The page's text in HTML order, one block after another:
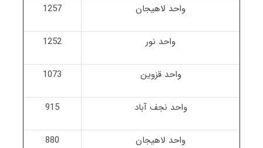
واحد لاهیجان 1257
واحد نور 1252
واحد قزوین 1073
واحد نجف آباد 915
واحد لاهیجان 880